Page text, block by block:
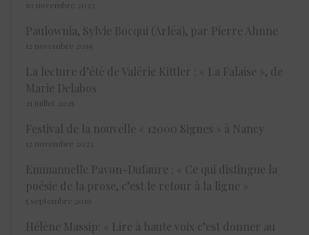
10 novembre 2023
Paulownia, Sylvie Bocqui (Arléa), par Pierre Ahnne
12 novembre 2019
La lecture d’été de Valérie Kittler : « La Falaise », de
Marie Delabos
21 juillet 2025
Festival de la nouvelle « 12000 Signes » à Nancy
12 novembre 2022
Emmanuelle Pavon-Dufaure : « Ce qui distingue la
poésie de la prose, c’est le retour à la ligne »
5 septembre 2019
Hélène Massip: « Lire à haute voix c’est donner au